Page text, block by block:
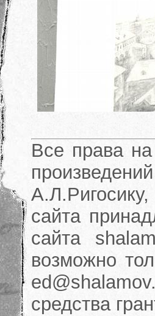
Все права на
сайта
сайта
возможно
средства